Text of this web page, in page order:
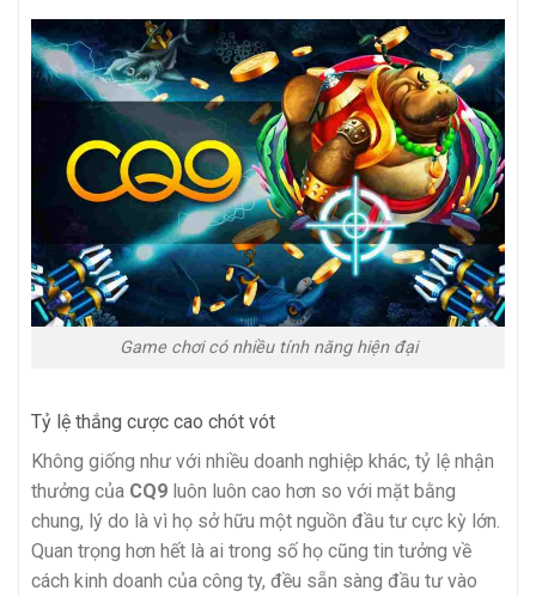
Game chơi có nhiều tính năng hiện đại
Tỷ lệ thắng cược cao chót vót
Không giống như với nhiều doanh nghiệp khác, tỷ lệ nhận
thưởng của CQ9 luôn luôn cao hơn so với mặt bằng
chung, lý do là vì họ sở hữu một nguồn đầu tư cực kỳ lớn.
Quan trọng hơn hết là ai trong số họ cũng tin tưởng về
cách kinh doanh của công ty, đều sẵn sàng đầu tư vào